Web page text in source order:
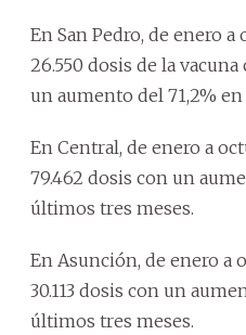
En San Pedro, de enero
26.550 dosis de la
un aumento del 71,2%
En Central, de enero a
79.462 dosis con un
últimos tres meses.
En Asunción, de enero a
30.113 dosis con un
últimos tres meses.